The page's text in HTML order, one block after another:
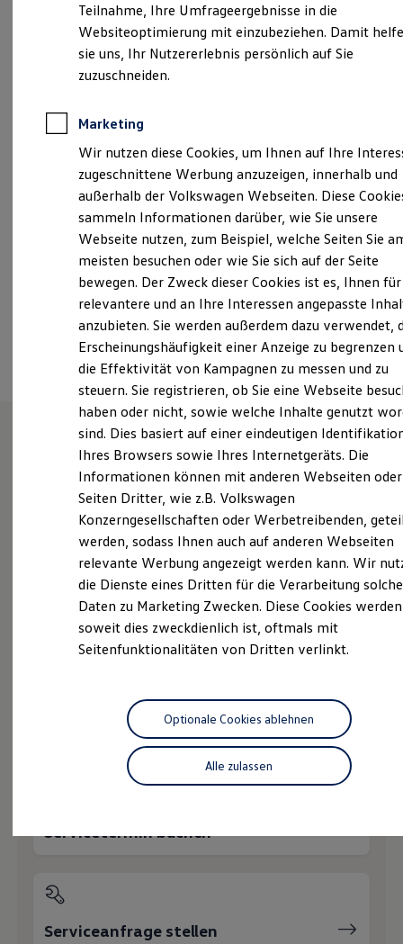
Großkunden
Behörden
Direktkunden
Sonderfahrzeuge
Anpfiff zum Gewinn
Elektroautos
ID. Tutorials
Elektrofahrzeugkonzepte
Reichweite
Reichweite der ID. Modelle
Reichweite im Winter
Laden
Laden unterwegs
Laden Zuhause
Ladestationen finden
Ladezeitensimulator
Batterie
Sicherheit
Garantie und Lebensdauer
Nachhaltigkeit
Technologie
Kosten und Kauf
Verbrauchskosten
Kaufoptionen
E-Auto-Förderung
Software und Konnektivität
ID. Software Versionen und Updates
Digitale Extras
Schnittstellen zu Ihrem ID.
Hybridautos
Marke und Erlebnis
Volkswagen R und R Experience
R-Modelle
Driving Experience
Volkswagen entdecken
Lifestyle Shop
T-Roc Kollektion
Golf Kollektion
ID. Kollektion
Volkswagen Kollektion
R-Kollektion
Inspektion und HU/AU
Sülldorfer Landstraße 108-110, 22589 Hamburg
info@vw-thode.de
+49 40 872041
Montag -
Samstag
Geschlossen
Sonntag
Geschlossen
Ansprechpartner
Unsere Leistungenim
Überblick
Gebrauchtwagen
Service
Online-Fahrzeugbewertung
Wie können wir
Ihnen weiterhelfen?
Servicetermin buchen
Serviceanfrage stellen
Teilnahme, Ihre Umfrageergebnisse in die
Websiteoptimierung mit einzubeziehen. Damit
sie uns, Ihr Nutzererlebnis persönlich auf Sie
zuzuschneiden.
Marketing
Wir nutzen diese Cookies, um Ihnen auf Ihre
zugeschnittene Werbung anzuzeigen, innerhalb und
außerhalb der Volkswagen Webseiten. Diese
sammeln Informationen darüber, wie Sie unsere
Webseite nutzen, zum Beispiel, welche Seiten Sie
meisten besuchen oder wie Sie sich auf der Seite
bewegen. Der Zweck dieser Cookies ist es, Ihnen für
relevantere und an Ihre Interessen angepasste
anzubieten. Sie werden außerdem dazu verwendet,
Erscheinungshäufigkeit einer Anzeige zu begrenzen
die Effektivität von Kampagnen zu messen und zu
steuern. Sie registrieren, ob Sie eine Webseite
haben oder nicht, sowie welche Inhalte genutzt
sind. Dies basiert auf einer eindeutigen
Ihres Browsers sowie Ihres Internetgeräts. Die
Informationen können mit anderen Webseiten oder
Seiten Dritter, wie z.B. Volkswagen
Konzerngesellschaften oder Werbetreibenden,
werden, sodass Ihnen auch auf anderen Webseiten
relevante Werbung angezeigt werden kann. Wir
die Dienste eines Dritten für die Verarbeitung
Daten zu Marketing Zwecken. Diese Cookies
soweit dies zweckdienlich ist, oftmals mit
Seitenfunktionalitäten von Dritten verlinkt.
Alle zulassen
Optionale Cookies ablehnen